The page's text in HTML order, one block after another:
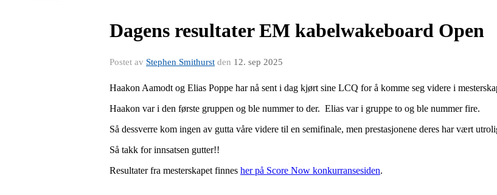
Dagens resultater EM kabelwakeboard Open
Postet av Stephen Smithurst den 12. sep 2025
Haakon Aamodt og Elias Poppe har nå sent i dag kjørt sine LCQ for å komme seg videre i
Haakon var i den første gruppen og ble nummer to der. Elias var i gruppe to og ble nummer fire.
Så dessverre kom ingen av gutta våre videre til en semifinale, men prestasjonene deres har vært
Så takk for innsatsen gutter!!
Resultater fra mesterskapet finnes her på Score Now konkurransesiden.